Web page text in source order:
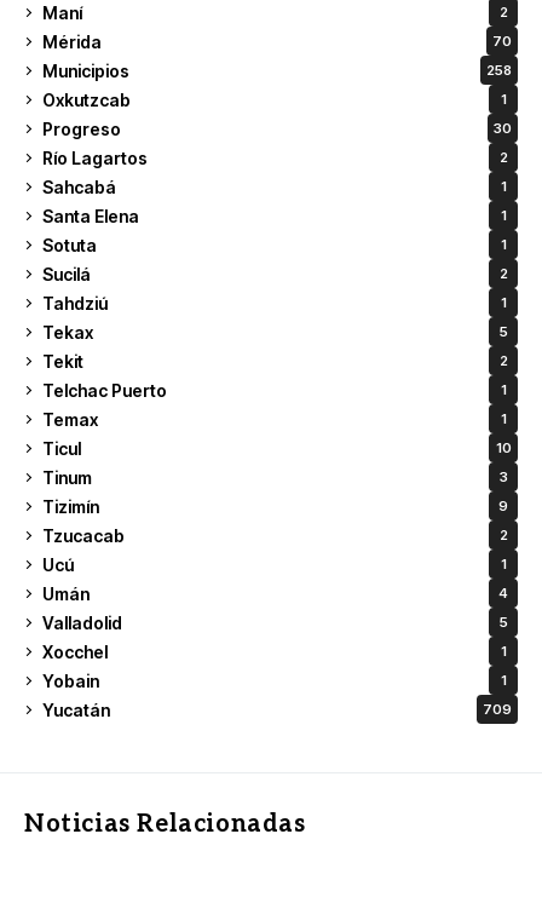
Maní 2
Mérida 70
Municipios 258
Oxkutzcab 1
Progreso 30
Río Lagartos 2
Sahcabá 1
Santa Elena 1
Sotuta 1
Sucilá 2
Tahdziú 1
Tekax 5
Tekit 2
Telchac Puerto 1
Temax 1
Ticul 10
Tinum 3
Tizimín 9
Tzucacab 2
Ucú 1
Umán 4
Valladolid 5
Xocchel 1
Yobain 1
Yucatán 709
Noticias Relacionadas